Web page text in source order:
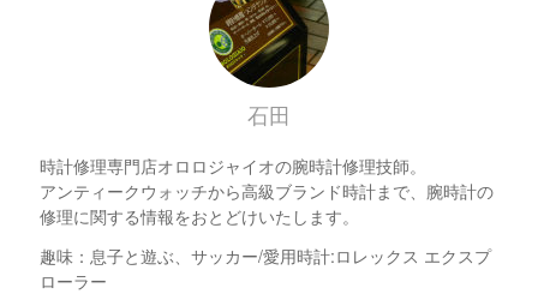
石田
時計修理専門店オロロジャイオの腕時計修理技師。
アンティークウォッチから高級ブランド時計まで、腕時計の
修理に関する情報をおとどけいたします。
趣味：息子と遊ぶ、サッカー/愛用時計:ロレックス エクスプ
ローラー